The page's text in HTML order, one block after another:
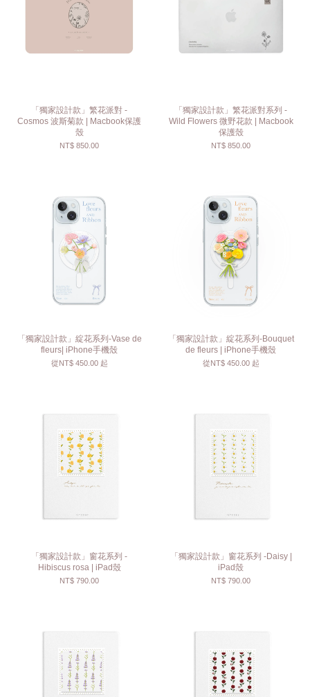
「獨家設計款」繁花派對 -
Cosmos 波斯菊款 | Macbook保護
殼
NT$ 850.00
「獨家設計款」繁花派對系列 -
Wild Flowers 微野花款 | Macbook
保護殼
NT$ 850.00
「獨家設計款」綻花系列-Vase de
fleurs| iPhone手機殼
從NT$ 450.00 起
「獨家設計款」綻花系列-Bouquet
de fleurs | iPhone手機殼
從NT$ 450.00 起
「獨家設計款」窗花系列 -
Hibiscus rosa | iPad殼
NT$ 790.00
「獨家設計款」窗花系列 -Daisy |
iPad殼
NT$ 790.00